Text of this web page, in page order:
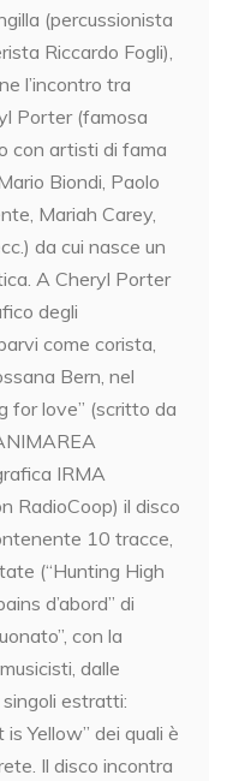
(percussionista
Riccardo Fogli),
l’incontro tra
Porter (famosa
con artisti di fama
Biondi, Paolo
Mariah Carey,
da cui nasce un
A Cheryl Porter
degli
come corista,
Bern, nel
for love” (scritto da
IRMA
RadioCoop) il disco
10 tracce,
(“Hunting High
d’abord” di
con la
dalle
estratti:
Yellow” dei quali è
Il disco incontra